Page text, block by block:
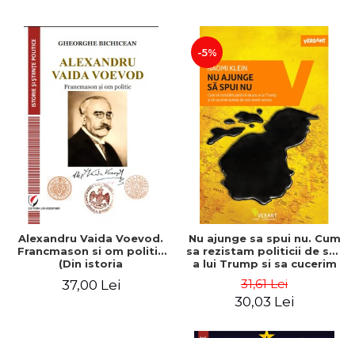
Alexandru Vaida Voevod.
Francmason si om politic
(Din istoria
revizuita si adaugita -
37,00 Lei
-5%
Nu ajunge sa spui nu. Cum
sa rezistam politicii de soc
a lui Trump si sa cucerim
- Naomi Klein
31,61 Lei
30,03 Lei